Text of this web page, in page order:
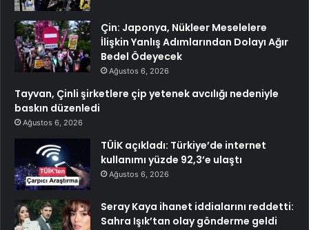
Çin: Japonya, Nükleer Meselelere
İlişkin Yanlış Adımlarından Dolayı Ağır
Bedel Ödeyecek
Ağustos 6, 2026
Tayvan, Çinli şirketlere çip yetenek avcılığı nedeniyle
baskın düzenledi
Ağustos 6, 2026
TÜİK açıkladı: Türkiye’de internet
kullanımı yüzde 92,3’e ulaştı
Ağustos 6, 2026
Seray Kaya ihanet iddialarını reddetti:
Sahra Işık’tan olay gönderme geldi